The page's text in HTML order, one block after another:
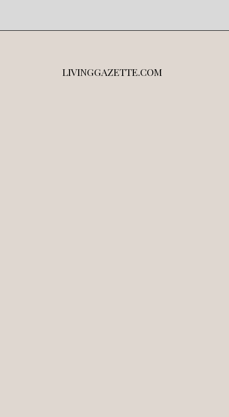
LIVINGGAZETTE.COM